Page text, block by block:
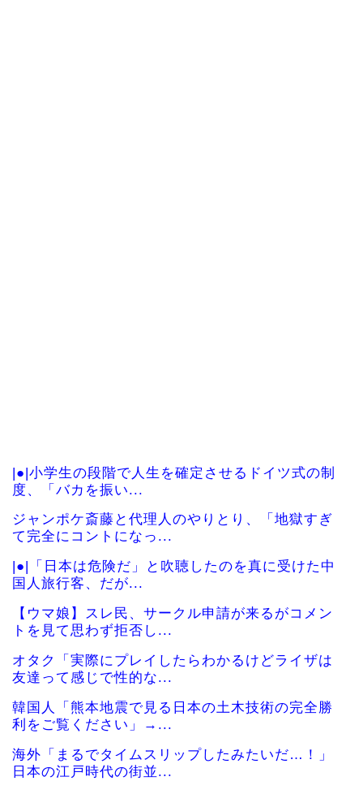
|●|小学生の段階で人生を確定させるドイツ式の制
度、「バカを振い...
ジャンポケ斎藤と代理人のやりとり、「地獄すぎ
て完全にコントになっ...
|●|「日本は危険だ」と吹聴したのを真に受けた中
国人旅行客、だが...
【ウマ娘】スレ民、サークル申請が来るがコメン
トを見て思わず拒否し...
オタク「実際にプレイしたらわかるけどライザは
友達って感じで性的な...
韓国人「熊本地震で見る日本の土木技術の完全勝
利をご覧ください」→...
海外「まるでタイムスリップしたみたいだ…！」
日本の江戸時代の街並...